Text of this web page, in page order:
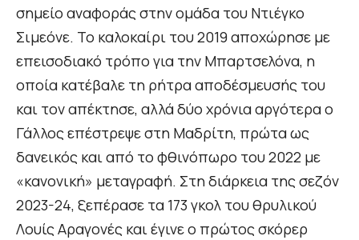
σημείο αναφοράς στην ομάδα του Ντιέγκο
Σιμεόνε. Το καλοκαίρι του 2019 αποχώρησε με
επεισοδιακό τρόπο για την Μπαρτσελόνα, η
οποία κατέβαλε τη ρήτρα αποδέσμευσής του
και τον απέκτησε, αλλά δύο χρόνια αργότερα ο
Γάλλος επέστρεψε στη Μαδρίτη, πρώτα ως
δανεικός και από το φθινόπωρο του 2022 με
«κανονική» μεταγραφή. Στη διάρκεια της σεζόν
2023-24, ξεπέρασε τα 173 γκολ του θρυλικού
Λουίς Αραγονές και έγινε ο πρώτος σκόρερ